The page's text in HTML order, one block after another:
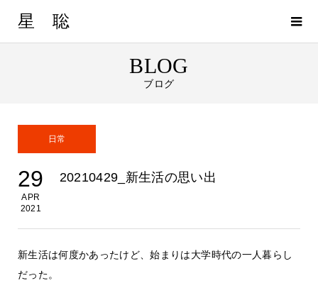
星 聡
BLOG
ブログ
日常
29
APR
2021
20210429_新生活の思い出
新生活は何度かあったけど、始まりは大学時代の一人暮らし
だった。